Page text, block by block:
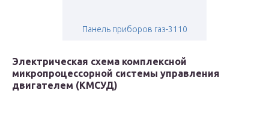
Панель приборов газ-3110
Электрическая схема комплексной
микропроцессорной системы управления
двигателем (КМСУД)